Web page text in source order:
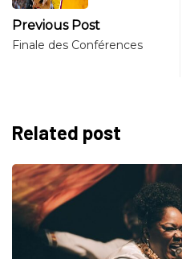
Previous Post
Finale des Conférences
Related post